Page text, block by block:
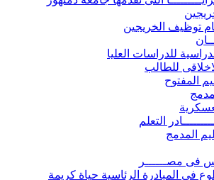
توظيف الخريجين
للدراسات العليا
للطالب
المفتوح
التعلم
المدمج
فى مصــــــر
فى المبادرة الرئاسية حياة كريمة